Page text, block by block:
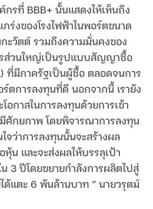
รที่ BBB+ นั้นแสดงให้เห็นถึง
ร่งของโรงไฟฟ้าในพอร์ตขนาด
ะวัตต์ รวมถึงความมั่นคงของ
รส่วนใหญ่เป็นรูปแบบสัญญาซื้อ
ที่มีภาครัฐเป็นผู้ซื้อ ตลอดจนการ
ตการลงทุนที่ดี นอกจากนี้ เรายัง
อกาสในการลงทุนด้วยการเข้า
ศักยภาพ โดยพิจารณาการลงทุน
จว่าการลงทุนนั้นจะสร้างผล
น และจะส่งผลให้บรรลุเป้า
3 ปีโดยขยายกำลังการผลิตไปสู่
ด้แตะ 6 พันล้านบาท ” นายวรุตม์